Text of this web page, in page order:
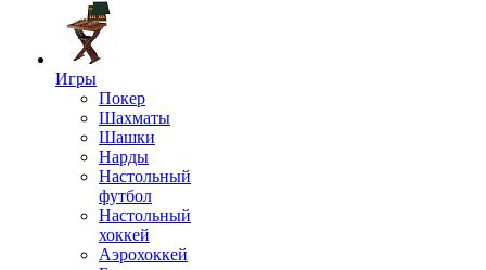
Игры
Покер
Шахматы
Шашки
Нарды
Настольный
футбол
Настольный
хоккей
Аэрохоккей